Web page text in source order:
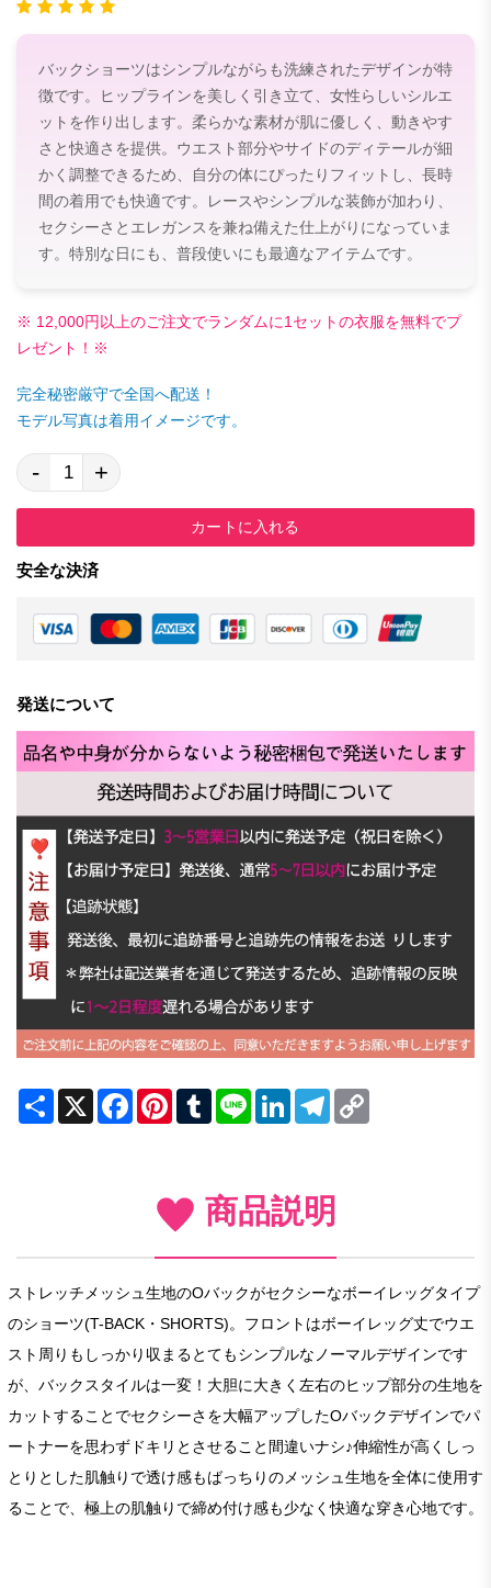
バックショーツはシンプルながらも洗練されたデザインが特
徴です。ヒップラインを美しく引き立て、女性らしいシルエ
ットを作り出します。柔らかな素材が肌に優しく、動きやす
さと快適さを提供。ウエスト部分やサイドのディテールが細
かく調整できるため、自分の体にぴったりフィットし、長時
間の着用でも快適です。レースやシンプルな装飾が加わり、
セクシーさとエレガンスを兼ね備えた仕上がりになっていま
す。特別な日にも、普段使いにも最適なアイテムです。
※ 12,000円以上のご注文でランダムに1セットの衣服を無料でプ
レゼント！※
完全秘密厳守で全国へ配送！
モデル写真は着用イメージです。
- +
カートに入れる
安全な決済
発送について
Share X FacebookPinterestTumblrLine LinkedInTelegram
商品説明
ストレッチメッシュ生地のOバックがセクシーなボーイレッグタイプ
のショーツ(T-BACK・SHORTS)。フロントはボーイレッグ丈でウエ
スト周りもしっかり収まるとてもシンプルなノーマルデザインです
が、バックスタイルは一変！大胆に大きく左右のヒップ部分の生地を
カットすることでセクシーさを大幅アップしたOバックデザインでパ
ートナーを思わずドキリとさせること間違いナシ♪伸縮性が高くしっ
とりとした肌触りで透け感もばっちりのメッシュ生地を全体に使用す
ることで、極上の肌触りで締め付け感も少なく快適な穿き心地です。